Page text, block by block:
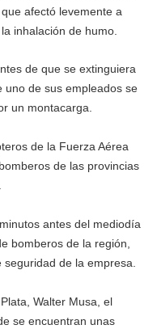
afectó levemente a
inhalación de humo.
de que se extinguiera
uno de sus empleados se
un montacarga.
de la Fuerza Aérea
de las provincias
antes del mediodía
bomberos de la región,
de la empresa.
Walter Musa, el
se encuentran unas